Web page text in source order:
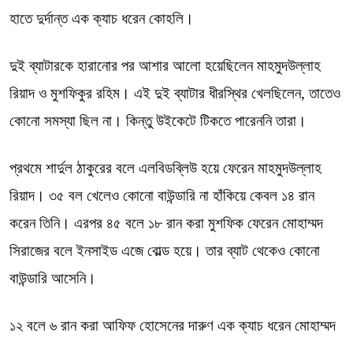
হাতে দুর্দান্ত এক ক্যাচ ধরেন কোহলি।
দুই ব্যাটারকে হারানোর পর আশার আলো হয়েছিলেন মাহমুদউল্লাহ
রিয়াদ ও মুশফিকুর রহিম। এই দুই ব্যাটার ধীরস্থির খেলছিলেন, তাতেও
কোনো সমস্যা ছিল না। কিন্তু উইকেটে টিকতে পারেননি তারা।
প্রথমে শার্দুল ঠাকুরের বলে এলবিডব্লিউ হয়ে ফেরেন মাহমুদউল্লাহ
রিয়াদ। ৩৫ বল খেলেও কোনো বাউন্ডারি না হাঁকিয়ে কেবল ১৪ রান
করেন তিনি। এরপর ৪৫ বলে ১৮ রান করা মুশফিক ফেরেন মোহাম্মদ
সিরাজের বলে ইনসাইড এজে বোল্ড হয়ে। তার ব্যাট থেকেও কোনো
বাউন্ডারি আসেনি।
১২ বলে ৬ রান করা আফিফ হোসেনের দারুণ এক ক্যাচ ধরেন মোহাম্মদ